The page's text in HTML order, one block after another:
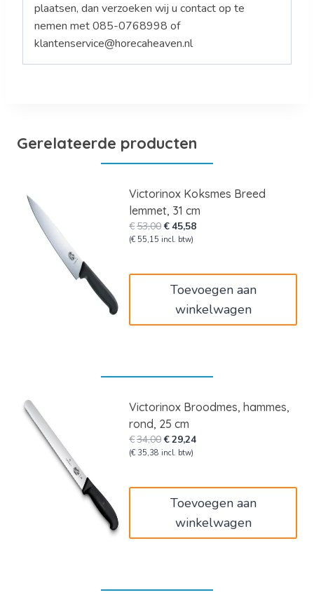
plaatsen, dan verzoeken wij u contact op te
nemen met 085-0768998 of
klantenservice@horecaheaven.nl
Gerelateerde producten
Victorinox Koksmes Breed
lemmet, 31 cm
€53,00Oorspronkelijke
prijs
€45,58Huidige
(€ 55,15 incl. btw)
Toevoegen aan
winkelwagen
Victorinox Broodmes, hammes,
rond, 25 cm
€34,00Oorspronkelijke
prijs
€29,24Huidige
(€ 35,38 incl. btw)
Toevoegen aan
winkelwagen